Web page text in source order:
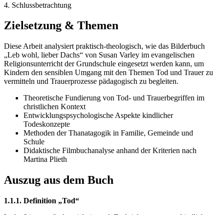
4. Schlussbetrachtung
Zielsetzung & Themen
Diese Arbeit analysiert praktisch-theologisch, wie das Bilderbuch
„Leb wohl, lieber Dachs“ von Susan Varley im evangelischen
Religionsunterricht der Grundschule eingesetzt werden kann, um
Kindern den sensiblen Umgang mit den Themen Tod und Trauer zu
vermitteln und Trauerprozesse pädagogisch zu begleiten.
Theoretische Fundierung von Tod- und Trauerbegriffen im
christlichen Kontext
Entwicklungspsychologische Aspekte kindlicher
Todeskonzepte
Methoden der Thanatagogik in Familie, Gemeinde und
Schule
Didaktische Filmbuchanalyse anhand der Kriterien nach
Martina Plieth
Auszug aus dem Buch
1.1.1. Definition „Tod“